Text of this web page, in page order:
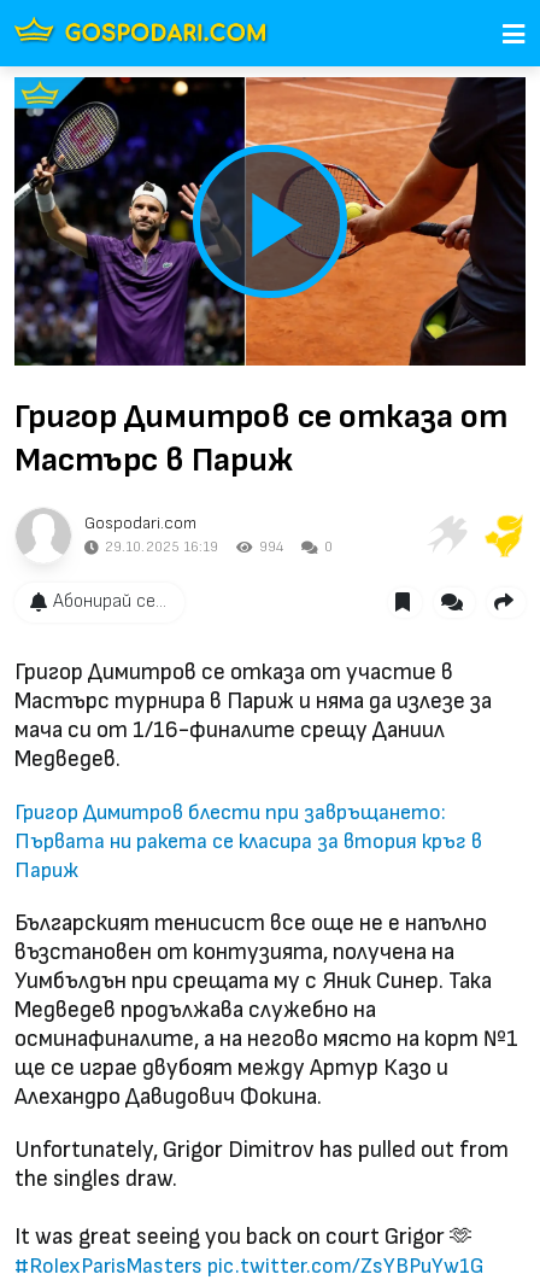
Play
Video
Григор Димитров се отказа от
Мастърс в Париж
Gospodari.com
29.10.2025 16:19 994 0
Абонирай се...
Григор Димитров се отказа от участие в
Мастърс турнира в Париж и няма да излезе за
мача си от 1/16-финалите срещу Даниил
Медведев.
Григор Димитров блести при завръщането:
Първата ни ракета се класира за втория кръг в
Париж
Българският тенисист все още не е напълно
възстановен от контузията, получена на
Уимбълдън при срещата му с Яник Синер. Така
Медведев продължава служебно на
осминафиналите, а на негово място на корт №1
ще се играе двубоят между Артур Казо и
Алехандро Давидович Фокина.
Unfortunately, Grigor Dimitrov has pulled out from
the singles draw.
It was great seeing you back on court Grigor 🫶
#RolexParisMasters pic.twitter.com/ZsYBPuYw1G